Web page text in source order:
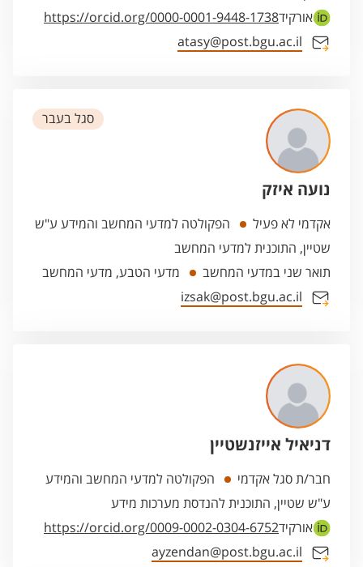
אורקידhttps://orcid.org/0000-0001-9448-1738
atasy@post.bgu.ac.il
נועה איזק
סגל בעבר
אקדמי לא פעיל
הפקולטה למדעי המחשב והמידע ע"ש
שטיין, התוכנית למדעי המחשב
תואר שני במדעי המחשב
מדעי הטבע, מדעי המחשב
izsak@post.bgu.ac.il
דניאיל אייזנשטיין
חבר/ת סגל אקדמי
הפקולטה למדעי המחשב והמידע
ע"ש שטיין, התוכנית להנדסת מערכות מידע
אורקידhttps://orcid.org/0009-0002-0304-6752
ayzendan@post.bgu.ac.il